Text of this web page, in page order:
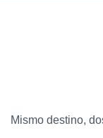
Mismo destino,